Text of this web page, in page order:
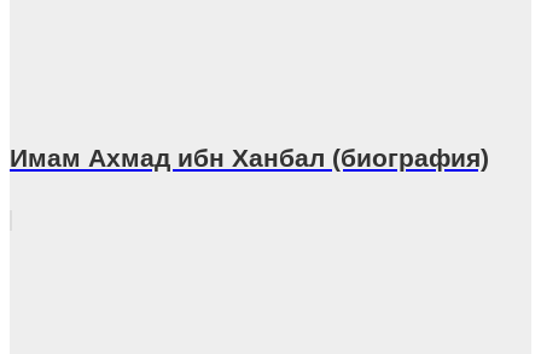
Имам Ахмад ибн Ханбал (биография)